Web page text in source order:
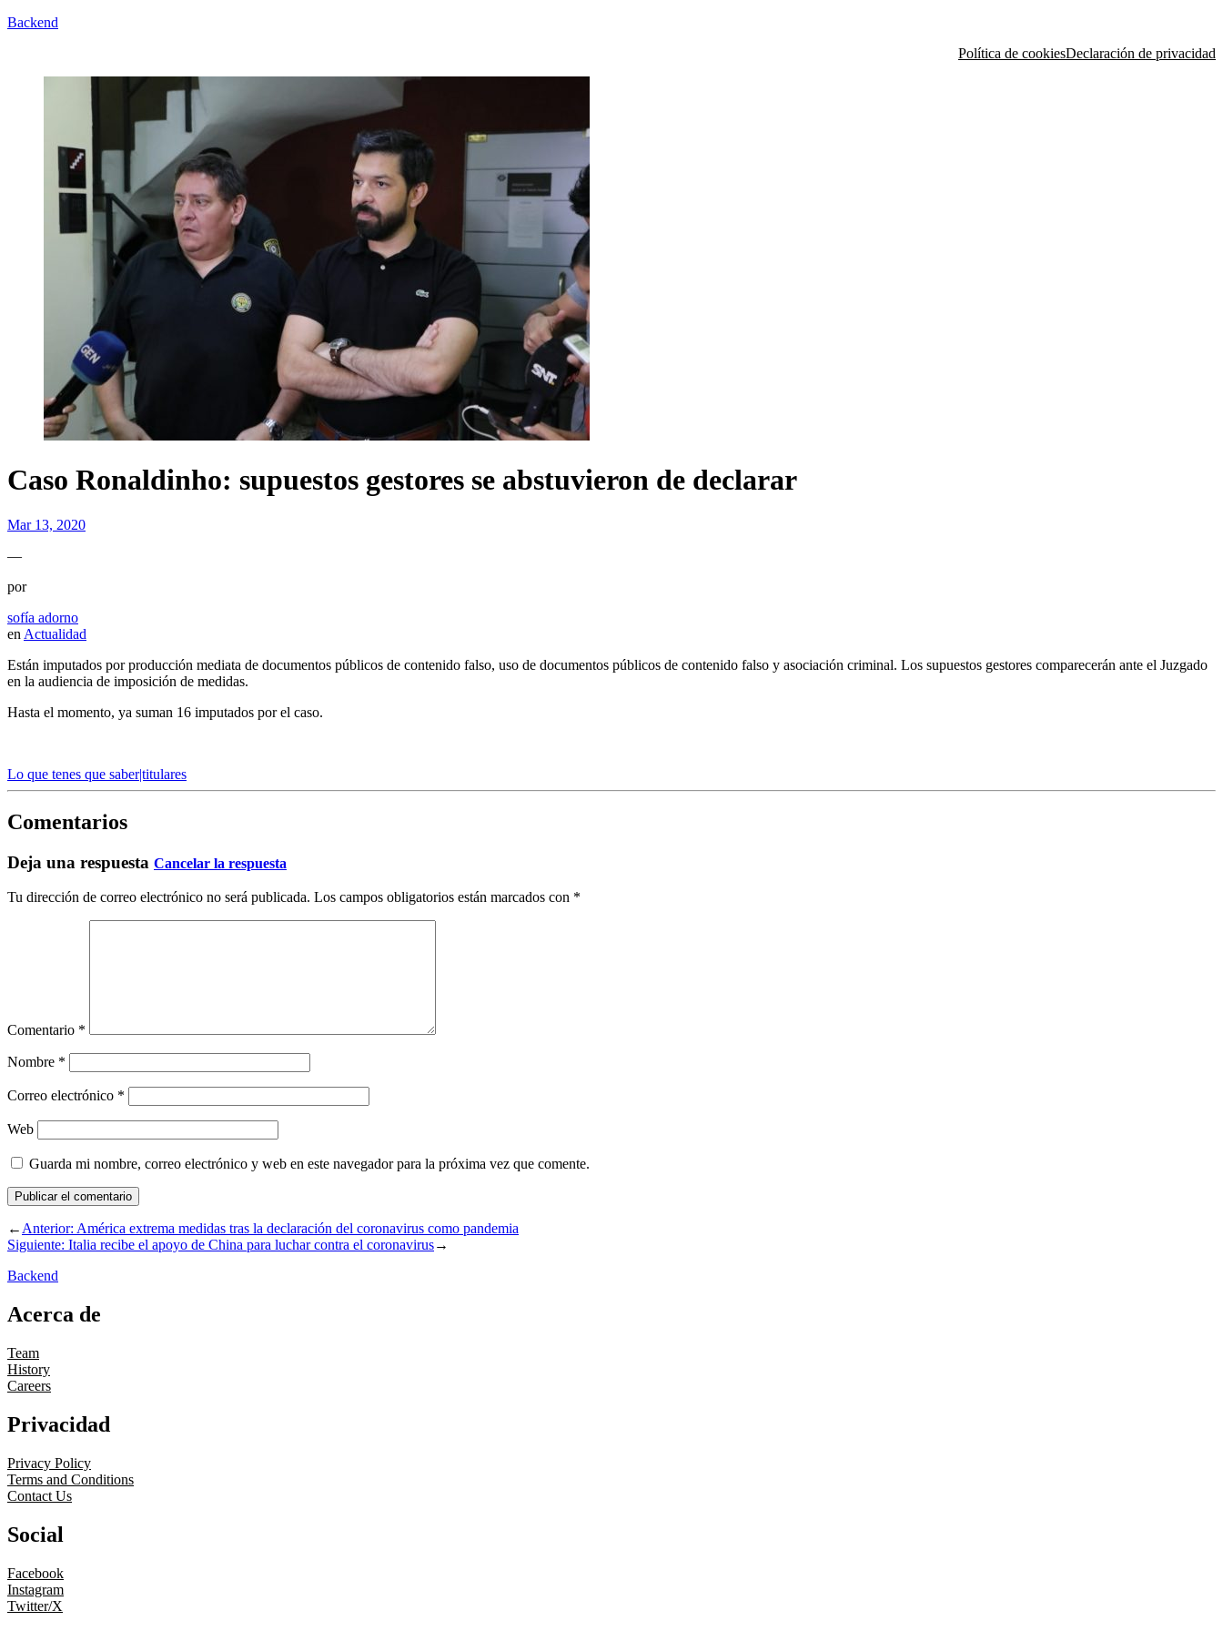
Backend
Política de cookiesDeclaración de privacidad
Caso Ronaldinho: supuestos gestores se abstuvieron de declarar
Mar 13, 2020
—
por
sofía adorno
en Actualidad
Están imputados por producción mediata de documentos públicos de contenido falso, uso de documentos públicos de contenido falso y asociación criminal. Los supuestos gestores comparecerán ante el Juzgado
en la audiencia de imposición de medidas.
Hasta el momento, ya suman 16 imputados por el caso.
Lo que tenes que saber|titulares
Comentarios
Deja una respuesta Cancelar la respuesta
Tu dirección de correo electrónico no será publicada. Los campos obligatorios están marcados con *
Comentario *
Nombre *
Correo electrónico *
Web
Guarda mi nombre, correo electrónico y web en este navegador para la próxima vez que comente.
←Anterior: América extrema medidas tras la declaración del coronavirus como pandemia
Siguiente: Italia recibe el apoyo de China para luchar contra el coronavirus→
Backend
Acerca de
Team
History
Careers
Privacidad
Privacy Policy
Terms and Conditions
Contact Us
Social
Facebook
Instagram
Twitter/X